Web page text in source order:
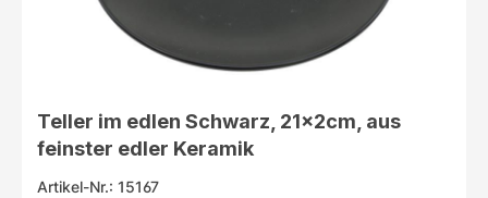
Teller im edlen Schwarz, 21x2cm, aus
feinster edler Keramik
Artikel-Nr.: 15167